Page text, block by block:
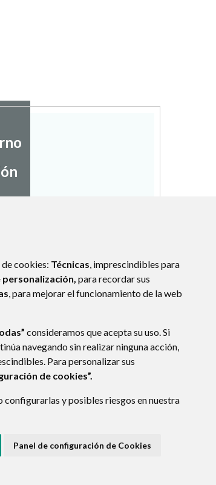
cookies: Técnicas, imprescindibles para
personalización, para recordar sus
, para mejorar el funcionamiento de la web
consideramos que acepta su uso. Si
navegando sin realizar ninguna acción,
Para personalizar sus
de cookies”.
y posibles riesgos en nuestra
Panel de configuración de Cookies